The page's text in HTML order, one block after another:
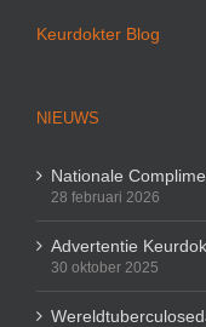
Keurdokter Blog
NIEUWS
Nationale
28 februari 2026
Advertentie
30 oktober 2025